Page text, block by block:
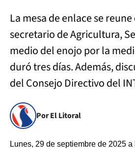
La mesa de enlace se
secretario de Agricultura,
medio del enojo por la
duró tres días. Además,
del Consejo Directivo del
Por El Litoral
Lunes, 29 de septiembre de 2025 a